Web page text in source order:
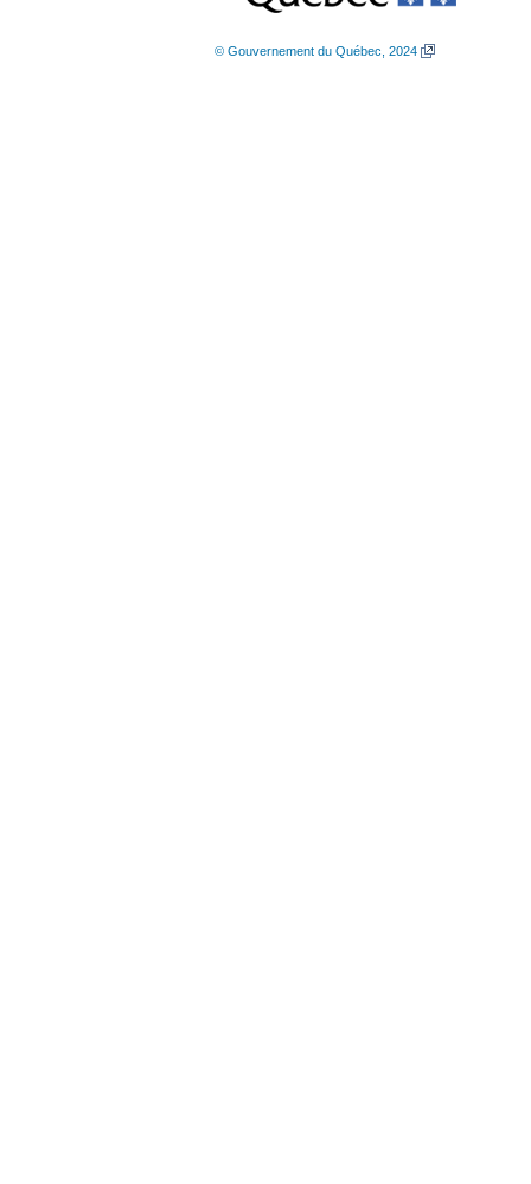
© Gouvernement du Québec, 2024